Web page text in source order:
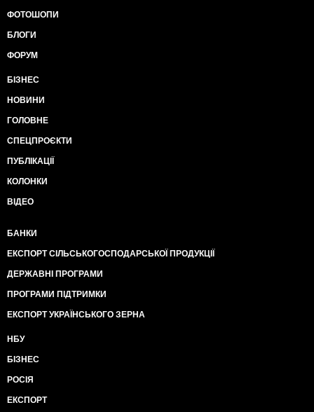
ФОТОШОПИ
БЛОГИ
ФОРУМ
БІЗНЕС
НОВИНИ
ГОЛОВНЕ
СПЕЦПРОЄКТИ
ПУБЛІКАЦІЇ
КОЛОНКИ
ВІДЕО
БАНКИ
ЕКСПОРТ СІЛЬСЬКОГОСПОДАРСЬКОЇ ПРОДУКЦІЇ
ДЕРЖАВНІ ПРОГРАМИ
ПРОГРАМИ ПІДТРИМКИ
ЕКСПОРТ УКРАЇНСЬКОГО ЗЕРНА
НБУ
БІЗНЕС
РОСІЯ
ЕКСПОРТ